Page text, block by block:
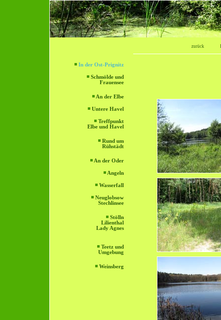
In der Ost-Prignitz
Schmölde und
Frauensee
An der Elbe
Untere Havel
Treffpunkt
Elbe und Havel
Rund um
Rühstädt
An der Oder
Angeln
Wasserfall
Neuglobsow
Stechlinsee
Stölln
Lilienthal
Lady Agnes
Teetz und
Umgebung
Weinsberg
zurück